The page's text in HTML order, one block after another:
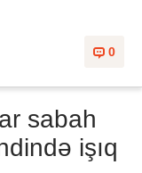
0
sabah
işıq